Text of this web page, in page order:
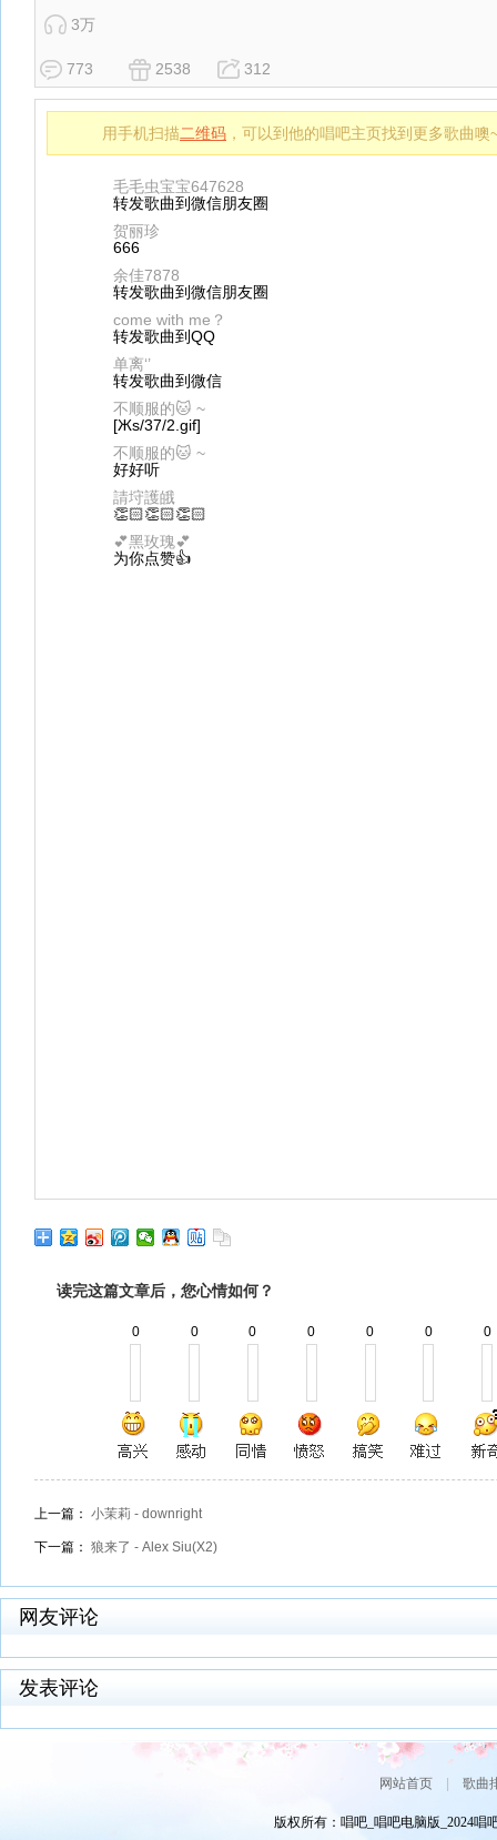
3万
773 2538 312
用手机扫描二维码 ，可以到他的唱吧主页找到更多歌曲噢
毛毛虫宝宝647628
转发歌曲到微信朋友圈
贺丽珍
666
余佳7878
转发歌曲到微信朋友圈
come with me？
转发歌曲到QQ
单离‘’
转发歌曲到微信
不顺服的🐱 ~
[Жs/37/2.gif]
不顺服的🐱 ~
好好听
請垨護皒
👏🏻👏🏻👏🏻
💕黑玫瑰💕
为你点赞👍
读完这篇文章后，您心情如何？
0 0 0 0 0 0 0
上一篇： 小茉莉 - downright
下一篇： 狼来了 - Alex Siu(X2)
网友评论
发表评论
网站首页| 歌曲
版权所有：唱吧_唱吧电脑版_2024唱